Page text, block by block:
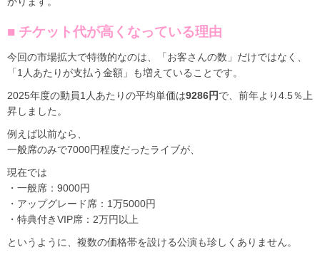
■ チケット代が高くなっている理由
今回の市場拡大で特徴的なのは、「お客さんの数」だけではなく、
「1人あたりが支払う金額」も増えていることです。
2025年度の動員1人あたりの平均単価は9286円で、前年より4.5％上
昇しました。
例えば以前なら、
一般席のみで7000円程度だったライブが、
現在では
・一般席：9000円
・アップグレード席：1万5000円
・特典付きVIP席：2万円以上
というように、複数の価格帯を設ける公演も珍しくありません。